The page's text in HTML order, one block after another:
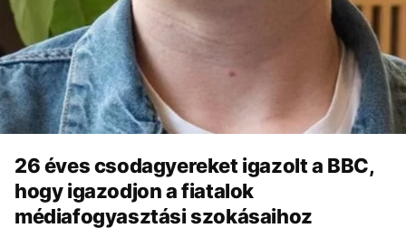
26 éves csodagyereket igazolt a BBC,
hogy igazodjon a fiatalok
médiafogyasztási szokásaihoz